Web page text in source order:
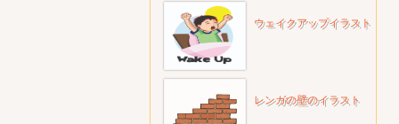
ウェイクアップイラスト
レンガの壁のイラスト